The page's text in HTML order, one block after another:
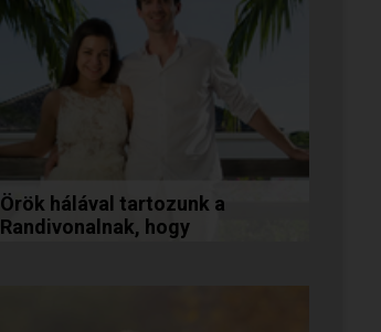
Örök hálával tartozunk a
Randivonalnak, hogy